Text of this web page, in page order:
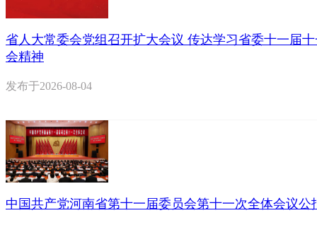
省人大常委会党组召开扩大会议 传达学习省委十一届
会精神
发布于2026-08-04
中国共产党河南省第十一届委员会第十一次全体会议公